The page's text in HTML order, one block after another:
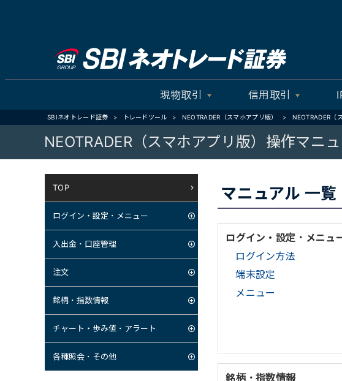
現物取引 信用取引
SBIネオトレード証券 トレードツール NEOTRADER（スマホアプリ版） NEOTRADER（
NEOTRADER（スマホアプリ版）操作マニ
TOP
ログイン・設定・メニュー
入出金・口座管理
注文
銘柄・指数情報
チャート・歩み値・アラート
各種照会・その他
マニュアル 一覧
ログイン・設定・メニュ
ログイン方法
端末設定
メニュー
銘柄・指数情報